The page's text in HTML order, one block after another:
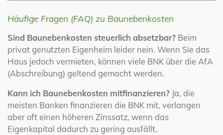
Häufige Fragen (FAQ) zu Baunebenkosten
Sind Baunebenkosten steuerlich absetzbar? Beim
privat genutzten Eigenheim leider nein. Wenn Sie das
Haus jedoch vermieten, können viele BNK über die AfA
(Abschreibung) geltend gemacht werden.
Kann ich Baunebenkosten mitfinanzieren? Ja, die
meisten Banken finanzieren die BNK mit, verlangen
aber oft einen höheren Zinssatz, wenn das
Eigenkapital dadurch zu gering ausfällt.